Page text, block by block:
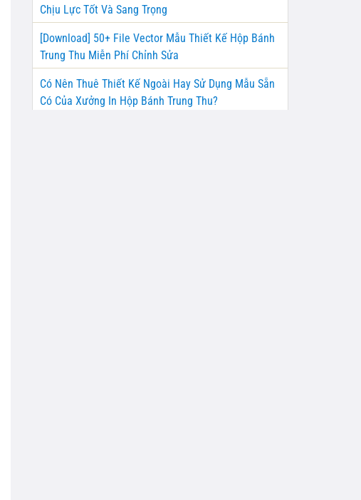
Chịu Lực Tốt Và Sang Trọng
[Download] 50+ File Vector Mẫu Thiết Kế Hộp Bánh
Trung Thu Miễn Phí Chỉnh Sửa
Có Nên Thuê Thiết Kế Ngoài Hay Sử Dụng Mẫu Sẵn
Có Của Xưởng In Hộp Bánh Trung Thu?